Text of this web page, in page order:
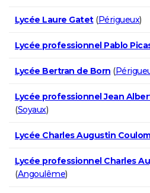
Lycée Laure Gatet(Périgueux)
Lycée professionnel Pablo
Lycée Bertran de Born (
Lycée professionnel Jean
(Soyaux)
Lycée Charles Augustin
Lycée professionnel Charles
(Angoulême)